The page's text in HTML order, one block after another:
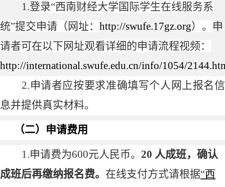
1.登录“西南财经大学国际学生在线服务系
统”提交申请（网址： http://swufe.17gz.org）。 申
请者可在以下网址观看详细的申请流程视频：
http://international.swufe.edu.cn/info/1054/
2.申请者应按要求准确填写个人网上报名信
息并提供真实材料。
（二）申请费用
1.申请费为600元人民币。 20 人成班，确认
成班后再缴纳报名费。 在线支付方式请根据“西